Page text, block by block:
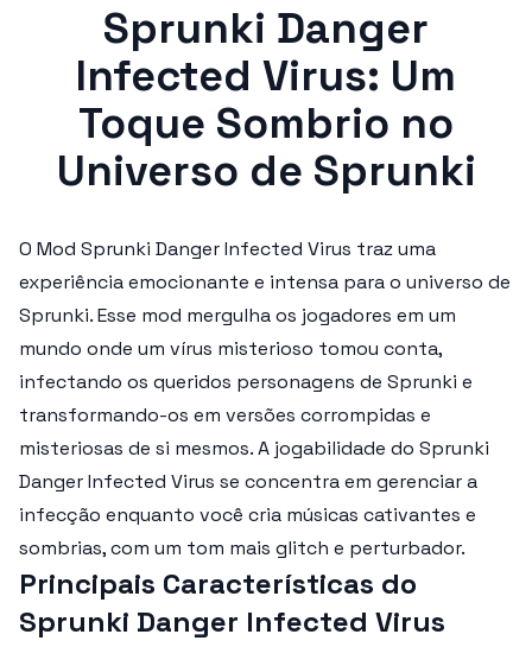
Sprunki Danger
Infected Virus: Um
Toque Sombrio no
Universo de Sprunki
O Mod Sprunki Danger Infected Virus traz uma
experiência emocionante e intensa para o universo de
Sprunki. Esse mod mergulha os jogadores em um
mundo onde um vírus misterioso tomou conta,
infectando os queridos personagens de Sprunki e
transformando-os em versões corrompidas e
misteriosas de si mesmos. A jogabilidade do Sprunki
Danger Infected Virus se concentra em gerenciar a
infecção enquanto você cria músicas cativantes e
sombrias, com um tom mais glitch e perturbador.
Principais Características do
Sprunki Danger Infected Virus